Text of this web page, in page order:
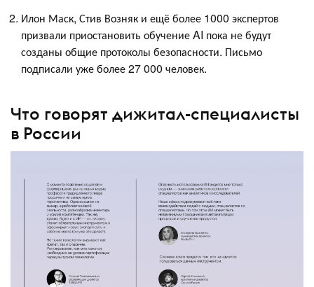
Илон Маск, Стив Возняк и ещё более 1000 экспертов
призвали приостановить обучение AI пока не будут
созданы общие протоколы безопасности. Письмо
подписали уже более 27 000 человек.
Что говорят дижитал-специалисты
в России